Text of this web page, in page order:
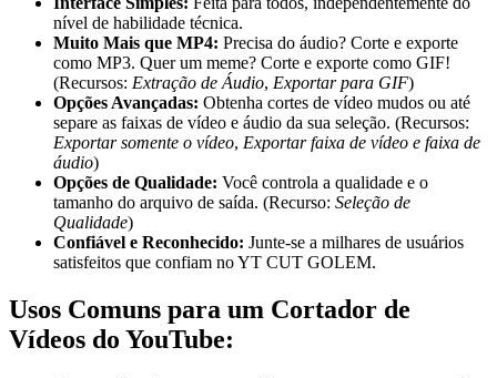
nível de habilidade técnica.
Muito Mais que MP4: Precisa do áudio? Corte e exporte
como MP3. Quer um meme? Corte e exporte como GIF!
(Recursos: Extração de Áudio, Exportar para GIF)
Opções Avançadas: Obtenha cortes de vídeo mudos ou até
separe as faixas de vídeo e áudio da sua seleção. (Recursos:
Exportar somente o vídeo, Exportar faixa de vídeo e faixa de
áudio)
Opções de Qualidade: Você controla a qualidade e o
tamanho do arquivo de saída. (Recurso: Seleção de
Qualidade)
Confiável e Reconhecido: Junte-se a milhares de usuários
satisfeitos que confiam no YT CUT GOLEM.
Usos Comuns para um Cortador de
Vídeos do YouTube: